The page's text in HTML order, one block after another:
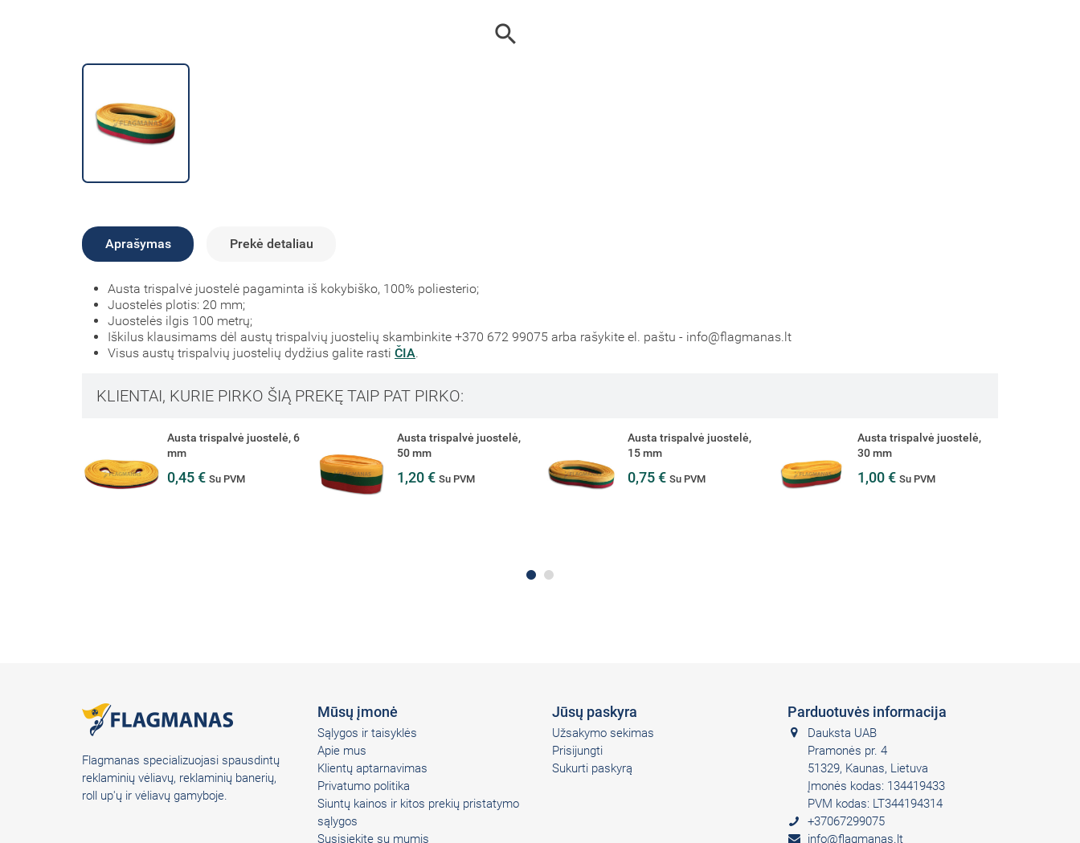

Aprašymas Prekė detaliau
Austa trispalvė juostelė pagaminta iš kokybiško, 100% poliesterio;
Juostelės plotis: 20 mm;
Juostelės ilgis 100 metrų;
Iškilus klausimams dėl austų trispalvių juostelių skambinkite +370 672 99075 arba rašykite el. paštu - info@flagmanas.lt
Visus austų trispalvių juostelių dydžius galite rasti ČIA.
KLIENTAI, KURIE PIRKO ŠIĄ PREKĘ TAIP PAT PIRKO:
Austa trispalvė juostelė,
50 mm
1,20 € Su PVM
Austa trispalvė juostelė,
15 mm
0,75 € Su PVM
Austa trispalvė juostelė,
30 mm
1,00 € Su PVM
Austa trispalvė juostelė,
10 mm
0,60 € Su PVM
Flagmanas specializuojasi spausdintų
reklaminių vėliavų, reklaminių banerių,
roll up'ų ir vėliavų gamyboje.
Mūsų įmonė
Sąlygos ir taisyklės
Apie mus
Klientų aptarnavimas
Privatumo politika
Siuntų kainos ir kitos prekių pristatymo
sąlygos
Susisiekite su mumis
Jūsų paskyra
Užsakymo sekimas
Prisijungti
Sukurti paskyrą
Parduotuvės informacija
Dauksta UAB
Pramonės pr. 4
51329, Kaunas, Lietuva
Įmonės kodas: 134419433
PVM kodas: LT344194314
+37067299075
info@flagmanas.lt